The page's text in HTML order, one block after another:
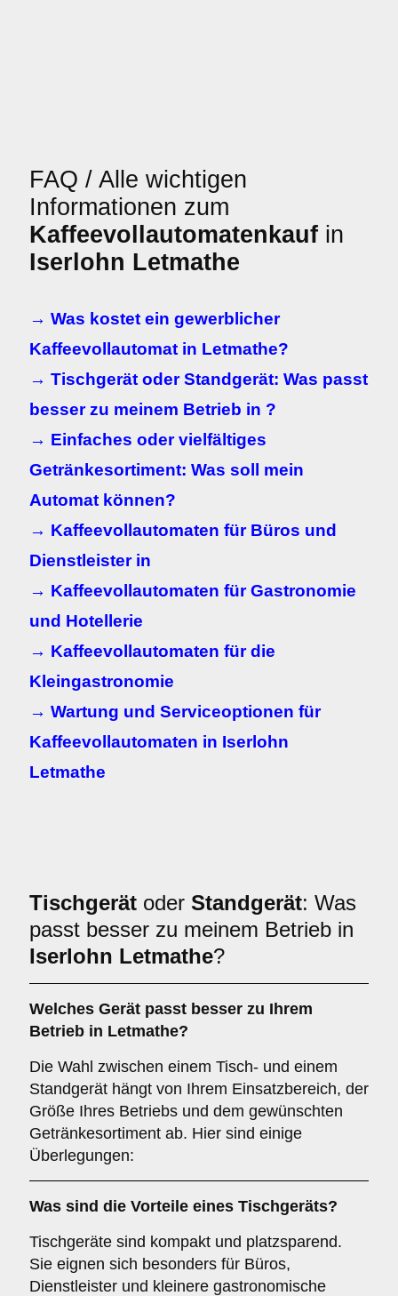
FAQ / Alle wichtigen
Informationen zum
Kaffeevollautomatenkauf in
Iserlohn Letmathe
→ Was kostet ein gewerblicher
Kaffeevollautomat in Letmathe?
→ Tischgerät oder Standgerät: Was passt
besser zu meinem Betrieb in ?
→ Einfaches oder vielfältiges
Getränkesortiment: Was soll mein
Automat können?
→ Kaffeevollautomaten für Büros und
Dienstleister in
→ Kaffeevollautomaten für Gastronomie
und Hotellerie
→ Kaffeevollautomaten für die
Kleingastronomie
→ Wartung und Serviceoptionen für
Kaffeevollautomaten in Iserlohn
Letmathe
Tischgerät oder Standgerät: Was
passt besser zu meinem Betrieb in
Iserlohn Letmathe?
Welches Gerät passt besser zu Ihrem
Betrieb in Letmathe?
Die Wahl zwischen einem Tisch- und einem
Standgerät hängt von Ihrem Einsatzbereich, der
Größe Ihres Betriebs und dem gewünschten
Getränkesortiment ab. Hier sind einige
Überlegungen:
Was sind die Vorteile eines Tischgeräts?
Tischgeräte sind kompakt und platzsparend.
Sie eignen sich besonders für Büros,
Dienstleister und kleinere gastronomische